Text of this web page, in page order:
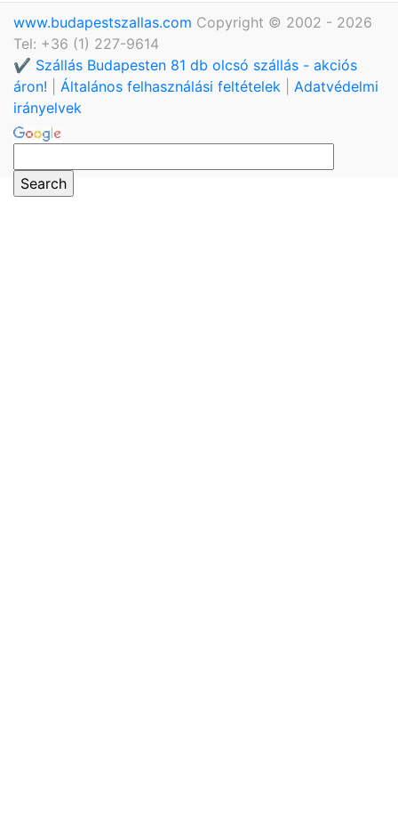
www.budapestszallas.com Copyright © 2002 - 2026
Tel: +36 (1) 227-9614
✔️ Szállás Budapesten 81 db olcsó szállás - akciós
áron!
Általános felhasználási feltételek
Adatvédelmi
irányelvek